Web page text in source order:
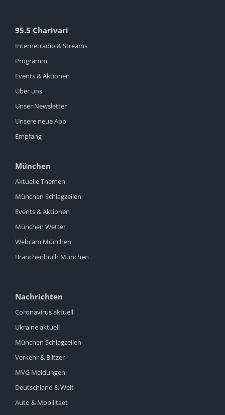
95.5 Charivari
Internetradio & Streams
Programm
Events & Aktionen
Über uns
Unser Newsletter
Unsere neue App
Empfang
München
Aktuelle Themen
München Schlagzeilen
Events & Aktionen
München Wetter
Webcam München
Branchenbuch München
Nachrichten
Coronavirus aktuell
Ukraine aktuell
München Schlagzeilen
Verkehr & Blitzer
MVG Meldungen
Deutschland & Welt
Auto & Mobilitaet